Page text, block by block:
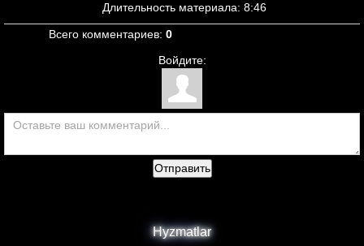
Длительность материала: 8:46
Всего комментариев: 0
Войдите:
Отправить
Hyzmatlar